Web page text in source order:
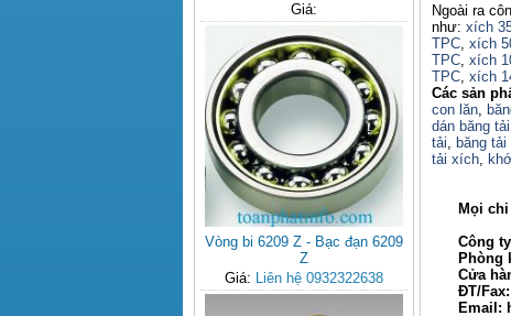
Giá:
Vòng bi 6209 Z - Bạc đạn 6209
Z
Giá: Liên hệ 0932322638
Ngoài ra
như: xích
TPC, xích
TPC, xích
TPC, xích
Các sản
con lăn,
dán băng tải
tải, băng
tải xích,
Mọi chi
Công ty
Phòng
Cửa
ĐT/Fax:
Email: